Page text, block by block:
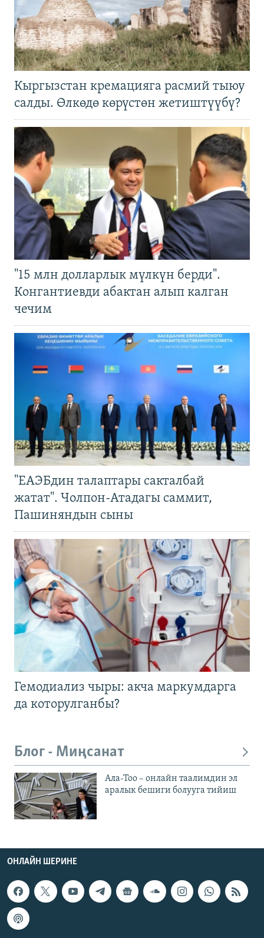
Кыргызстан кремацияга расмий тыюу
салды. Өлкөдө көрүстөн жетиштүүбү?
"15 млн долларлык мүлкүн берди".
Конгантиевди абактан алып калган
чечим
"ЕАЭБдин талаптары сакталбай
жатат". Чолпон-Атадагы саммит,
Пашиняндын сыны
Гемодиализ чыры: акча маркумдарга
да которулганбы?
Блог - Миңсанат
Ала-Тоо – онлайн таалимдин эл
аралык бешиги болууга тийиш
ОНЛАЙН ШЕРИНЕ